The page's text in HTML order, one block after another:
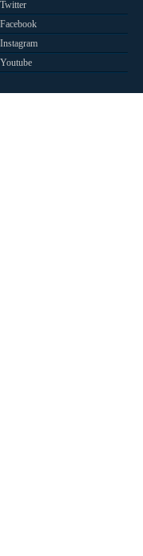
Twitter
Facebook
Instagram
Youtube